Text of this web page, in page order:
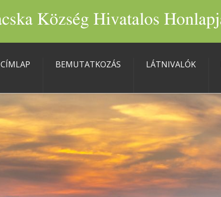
CÍMLAP BEMUTATKOZÁS LÁTNIVALÓK